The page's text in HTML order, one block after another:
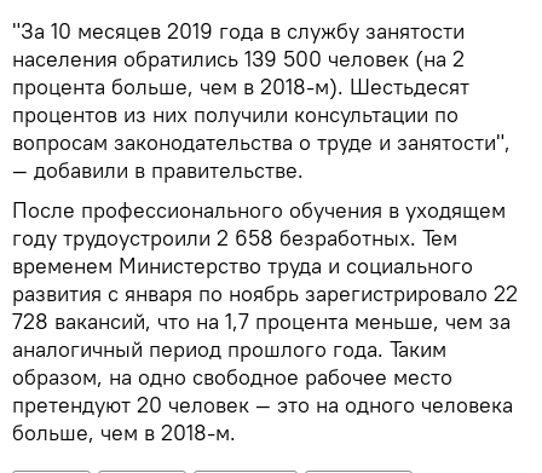
"За 10 месяцев 2019 года в службу занятости
населения обратились 139 500 человек (на 2
процента больше, чем в 2018-м). Шестьдесят
процентов из них получили консультации по
вопросам законодательства о труде и занятости",
— добавили в правительстве.
После профессионального обучения в уходящем
году трудоустроили 2 658 безработных. Тем
временем Министерство труда и социального
развития с января по ноябрь зарегистрировало 22
728 вакансий, что на 1,7 процента меньше, чем за
аналогичный период прошлого года. Таким
образом, на одно свободное рабочее место
претендуют 20 человек — это на одного человека
больше, чем в 2018-м.